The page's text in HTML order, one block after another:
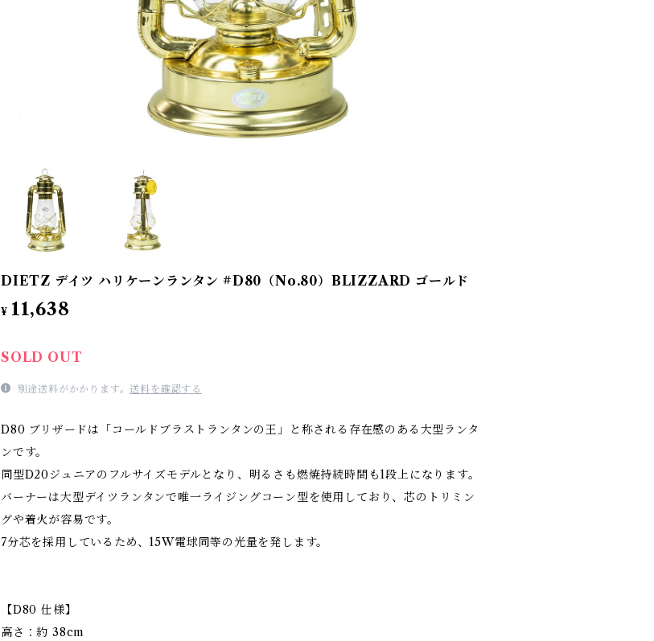
DIETZ デイツ ハリケーンランタン #D80（No.80）BLIZZARD ゴールド
¥ 11,638
SOLD OUT
別途送料がかかります。送料を確認する
D80 ブリザードは「コールドブラストランタンの王」と称される存在感のある大型ランタ
ンです。
同型D20ジュニアのフルサイズモデルとなり、明るさも燃焼持続時間も1段上になります。
バーナーは大型デイツランタンで唯一ライジングコーン型を使用しており、芯のトリミン
グや着火が容易です。
7分芯を採用しているため、15W電球同等の光量を発します。
【D80 仕様】
高さ：約 38cm